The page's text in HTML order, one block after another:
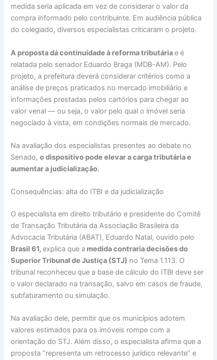
medida seria aplicada em vez de considerar o valor da
compra informado pelo contribuinte. Em audiência pública
do colegiado, diversos especialistas criticaram o projeto.
A proposta dá continuidade à reforma tributáriae é
relatada pelo senador Eduardo Braga (MDB-AM). Pelo
projeto, a prefeitura deverá considerar critérios como a
análise de preços praticados no mercado imobiliário e
informações prestadas pelos cartórios para chegar ao
valor venal — ou seja, o valor pelo qual o imóvel seria
negociado à vista, em condições normais de mercado.
Na avaliação dos especialistas presentes ao debate no
Senado,o dispositivo pode elevar a carga tributária e
aumentar a judicialização.
Consequências: alta do ITBI e da judicialização
O especialista em direito tributário e presidente do Comitê
de Transação Tributária da Associação Brasileira da
Advocacia Tributária (ABAT), Eduardo Natal, ouvido pelo
Brasil 61,explica que a medida contraria decisões do
Superior Tribunal de Justiça (STJ) no Tema 1.113. O
tribunal reconheceu que a base de cálculo do ITBI deve ser
o valor declarado na transação, salvo em casos de fraude,
subfaturamento ou simulação.
Na avaliação dele, permitir que os municípios adotem
valores estimados para os imóveis rompe com a
orientação do STJ. Além disso, o especialista afirma que a
proposta “representa um retrocesso jurídico relevante” e